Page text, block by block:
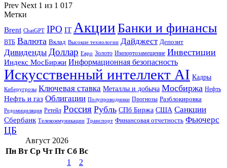
Prev Next 1 из 1 017
Метки
Brent ChatGPT IPO IT АкцииБанки и финансы
ВТБ Валюта Вклад Высокие технологии Дайджест Депозит
Дивиденды Доллар Евро Золото Импортозамещение Инвестиции
Индекс МосБиржи Информационная безопасность
Искусственный интеллект AI Кадры
Киберугрозы Ключевая ставка Металлы и добыча Мосбиржа Нефть
Нефть и газ Облигации Полупроводники Прогнозы Разблокировка
Редомициляция Ретейл Россия Рубль СПб Биржа США Санкции
Сбербанк Телекоммуникации Транспорт Финансовая отчетность Фьючерс
ЦБ
Август 2026
Пн Вт Ср Чт Пт Сб Вс
1
2